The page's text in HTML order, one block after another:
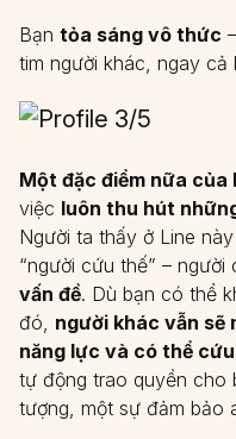
Bạn tỏa sáng vô thức
tim người khác, ngay cả
Một đặc điểm nữa của
việc luôn thu hút
Người ta thấy ở Line
“người cứu thế” – người
vấn đề. Dù bạn có thể
đó, người khác vẫn sẽ
năng lực và có thể
tự động trao quyền cho
tượng, một sự đảm bảo